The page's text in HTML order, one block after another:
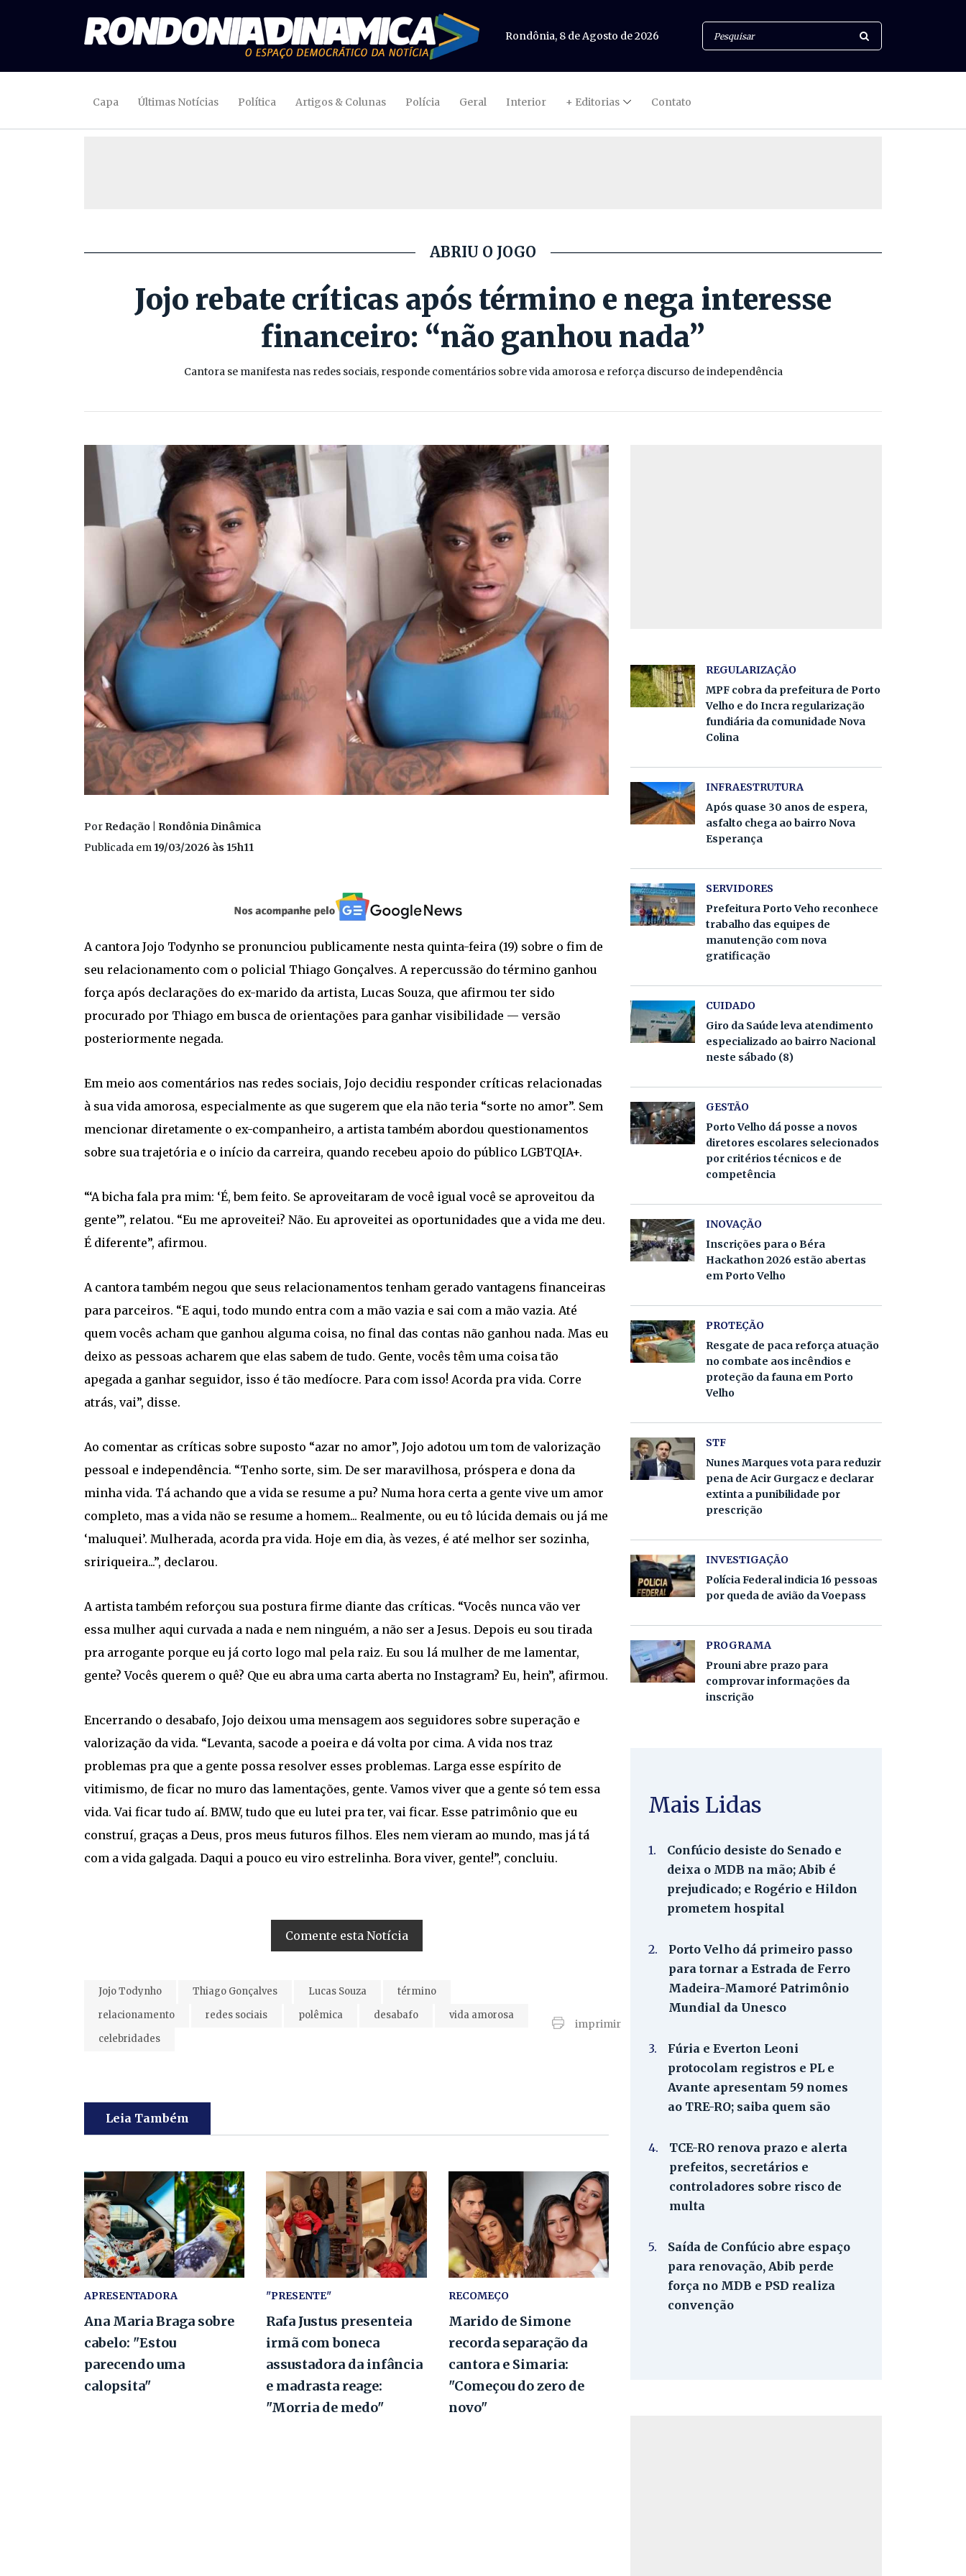
Rondônia, 8 de Agosto de 2026
Capa Últimas Notícias Política Artigos & Colunas Polícia Geral Interior + Editorias Contato
ABRIU O JOGO
Jojo rebate críticas após término e nega interesse
financeiro: “não ganhou nada”
Cantora se manifesta nas redes sociais, responde comentários sobre vida amorosa e reforça discurso de independência
Por Redação | Rondônia Dinâmica
Publicada em 19/03/2026 às 15h11
A cantora Jojo Todynho se pronunciou publicamente nesta quinta-feira (19) sobre o fim de
seu relacionamento com o policial Thiago Gonçalves. A repercussão do término ganhou
força após declarações do ex-marido da artista, Lucas Souza, que afirmou ter sido
procurado por Thiago em busca de orientações para ganhar visibilidade — versão
posteriormente negada.
Em meio aos comentários nas redes sociais, Jojo decidiu responder críticas relacionadas
à sua vida amorosa, especialmente as que sugerem que ela não teria “sorte no amor”. Sem
mencionar diretamente o ex-companheiro, a artista também abordou questionamentos
sobre sua trajetória e o início da carreira, quando recebeu apoio do público LGBTQIA+.
“‘A bicha fala pra mim: ‘É, bem feito. Se aproveitaram de você igual você se aproveitou da
gente’”, relatou. “Eu me aproveitei? Não. Eu aproveitei as oportunidades que a vida me deu.
É diferente”, afirmou.
A cantora também negou que seus relacionamentos tenham gerado vantagens financeiras
para parceiros. “E aqui, todo mundo entra com a mão vazia e sai com a mão vazia. Até
quem vocês acham que ganhou alguma coisa, no final das contas não ganhou nada. Mas eu
deixo as pessoas acharem que elas sabem de tudo. Gente, vocês têm uma coisa tão
apegada a ganhar seguidor, isso é tão medíocre. Para com isso! Acorda pra vida. Corre
atrás, vai”, disse.
Ao comentar as críticas sobre suposto “azar no amor”, Jojo adotou um tom de valorização
pessoal e independência. “Tenho sorte, sim. De ser maravilhosa, próspera e dona da
minha vida. Tá achando que a vida se resume a pu? Numa hora certa a gente vive um amor
completo, mas a vida não se resume a homem... Realmente, ou eu tô lúcida demais ou já me
‘maluquei’. Mulherada, acorda pra vida. Hoje em dia, às vezes, é até melhor ser sozinha,
sririqueira...”, declarou.
A artista também reforçou sua postura firme diante das críticas. “Vocês nunca vão ver
essa mulher aqui curvada a nada e nem ninguém, a não ser a Jesus. Depois eu sou tirada
pra arrogante porque eu já corto logo mal pela raiz. Eu sou lá mulher de me lamentar,
gente? Vocês querem o quê? Que eu abra uma carta aberta no Instagram? Eu, hein”, afirmou.
Encerrando o desabafo, Jojo deixou uma mensagem aos seguidores sobre superação e
valorização da vida. “Levanta, sacode a poeira e dá volta por cima. A vida nos traz
problemas pra que a gente possa resolver esses problemas. Larga esse espírito de
vitimismo, de ficar no muro das lamentações, gente. Vamos viver que a gente só tem essa
vida. Vai ficar tudo aí. BMW, tudo que eu lutei pra ter, vai ficar. Esse patrimônio que eu
construí, graças a Deus, pros meus futuros filhos. Eles nem vieram ao mundo, mas já tá
com a vida galgada. Daqui a pouco eu viro estrelinha. Bora viver, gente!”, concluiu.
Comente esta Notícia
Jojo Todynho Thiago Gonçalves Lucas Souza
término
relacionamento
redes sociais polêmica desabafo
vida amorosa
celebridades
imprimir
Leia Também
APRESENTADORA
Ana Maria Braga sobre
cabelo: "Estou
parecendo uma
calopsita"
"PRESENTE"
Rafa Justus presenteia
irmã com boneca
assustadora da infância
e madrasta reage:
"Morria de medo"
RECOMEÇO
Marido de Simone
recorda separação da
cantora e Simaria:
"Começou do zero de
novo"
REGULARIZAÇÃO
MPF cobra da prefeitura de Porto
Velho e do Incra regularização
fundiária da comunidade Nova
Colina
INFRAESTRUTURA
Após quase 30 anos de espera,
asfalto chega ao bairro Nova
Esperança
SERVIDORES
Prefeitura Porto Veho reconhece
trabalho das equipes de
manutenção com nova
gratificação
CUIDADO
Giro da Saúde leva atendimento
especializado ao bairro Nacional
neste sábado (8)
GESTÃO
Porto Velho dá posse a novos
diretores escolares selecionados
por critérios técnicos e de
competência
INOVAÇÃO
Inscrições para o Béra
Hackathon 2026 estão abertas
em Porto Velho
PROTEÇÃO
Resgate de paca reforça atuação
no combate aos incêndios e
proteção da fauna em Porto
Velho
STF
Nunes Marques vota para reduzir
pena de Acir Gurgacz e declarar
extinta a punibilidade por
prescrição
INVESTIGAÇÃO
Polícia Federal indicia 16 pessoas
por queda de avião da Voepass
PROGRAMA
Prouni abre prazo para
comprovar informações da
inscrição
Mais Lidas
1.
Confúcio desiste do Senado e
deixa o MDB na mão; Abib é
prejudicado; e Rogério e Hildon
prometem hospital
2.
Porto Velho dá primeiro passo
para tornar a Estrada de Ferro
Madeira-Mamoré Patrimônio
Mundial da Unesco
3.
Fúria e Everton Leoni
protocolam registros e PL e
Avante apresentam 59 nomes
ao TRE-RO; saiba quem são
4.
TCE-RO renova prazo e alerta
prefeitos, secretários e
controladores sobre risco de
multa
5.
Saída de Confúcio abre espaço
para renovação, Abib perde
força no MDB e PSD realiza
convenção